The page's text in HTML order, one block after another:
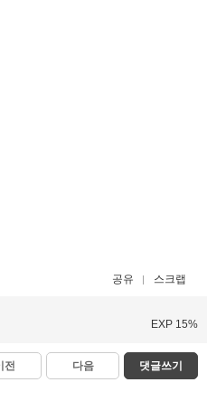
공유 스크랩
EXP 15%
전 다음 댓글쓰기